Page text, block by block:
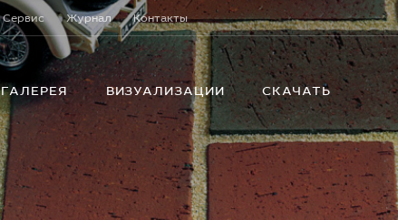
Сервис Журнал Контакты
ГАЛЕРЕЯ ВИЗУАЛИЗАЦИИ СКАЧАТЬ